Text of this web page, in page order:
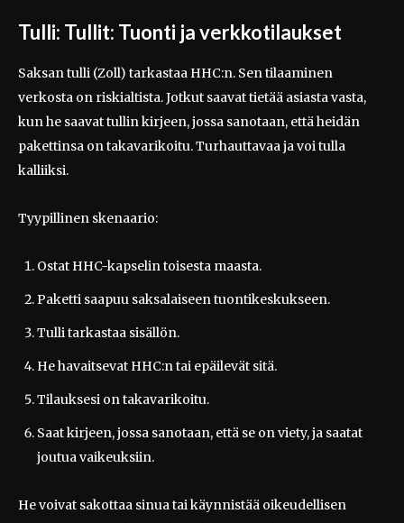
Tulli: Tullit: Tuonti ja verkkotilaukset
Saksan tulli (Zoll) tarkastaa HHC:n. Sen tilaaminen
verkosta on riskialtista. Jotkut saavat tietää asiasta vasta,
kun he saavat tullin kirjeen, jossa sanotaan, että heidän
pakettinsa on takavarikoitu. Turhauttavaa ja voi tulla
kalliiksi.
Tyypillinen skenaario:
Ostat HHC-kapselin toisesta maasta.
Paketti saapuu saksalaiseen tuontikeskukseen.
Tulli tarkastaa sisällön.
He havaitsevat HHC:n tai epäilevät sitä.
Tilauksesi on takavarikoitu.
Saat kirjeen, jossa sanotaan, että se on viety, ja saatat
joutua vaikeuksiin.
He voivat sakottaa sinua tai käynnistää oikeudellisen